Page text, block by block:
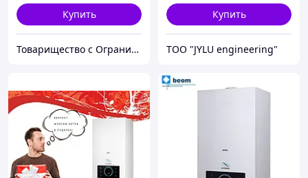
Купить
Товарищество с Ограниченной Ответственностью "ТеплоАзии"
Купить
TOO "JYLU engineering"